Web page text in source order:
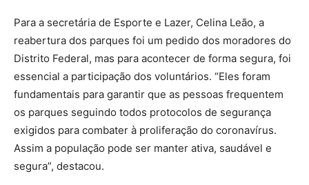
Para a secretária de Esporte e Lazer, Celina Leão, a
reabertura dos parques foi um pedido dos moradores do
Distrito Federal, mas para acontecer de forma segura, foi
essencial a participação dos voluntários. “Eles foram
fundamentais para garantir que as pessoas frequentem
os parques seguindo todos protocolos de segurança
exigidos para combater à proliferação do coronavírus.
Assim a população pode ser manter ativa, saudável e
segura”, destacou.